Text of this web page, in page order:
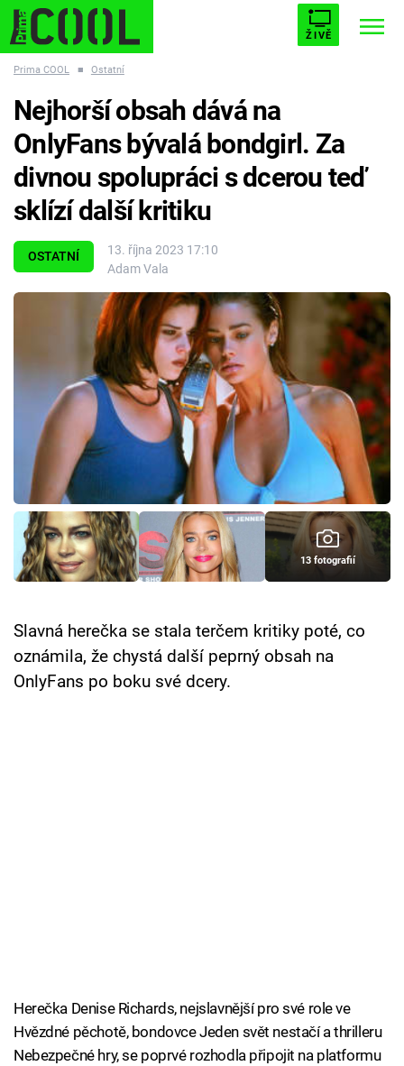
ŽIVĚ
ESCAPE PLNEJ KOTEL AVENGERS 5
Témata
Filmy
Hry
Cool Esport
Pořady
TV Program
Sledujte prima+
Sledujte nás
Prima COOL ■ Ostatní
OSTATNÍ
13. října 2023 17:10
Adam Vala
Nejhorší obsah dává na
OnlyFans bývalá bondgirl. Za
divnou spolupráci s dcerou teď
sklízí další kritiku
13 fotografií
Slavná herečka se stala terčem kritiky poté, co
oznámila, že chystá další peprný obsah na
OnlyFans po boku své dcery.
Herečka Denise Richards, nejslavnější pro své role ve
Hvězdné pěchotě, bondovce Jeden svět nestačí a thrilleru
Nebezpečné hry, se poprvé rozhodla připojit na platformu